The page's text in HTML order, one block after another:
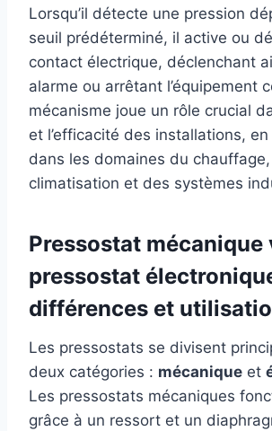
Lorsqu’il détecte une pression
seuil prédéterminé, il active ou
contact électrique, déclenchant
alarme ou arrêtant l’équipement
mécanisme joue un rôle crucial
et l’efficacité des installations,
dans les domaines du
climatisation et des systèmes
Pressostat mécanique
pressostat
différences et
Les pressostats se divisent
deux catégories : mécanique et
Les pressostats mécaniques
grâce à un ressort et un